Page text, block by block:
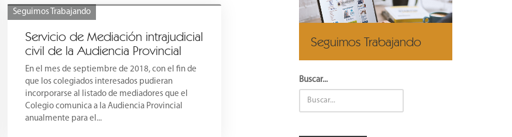
Seguimos Trabajando
Servicio de Mediación intrajudicial
civil de la Audiencia Provincial
En el mes de septiembre de 2018, con el fin de
que los colegiados interesados pudieran
incorporarse al listado de mediadores que el
Colegio comunica a la Audiencia Provincial
anualmente para el...
Seguimos Trabajando
Buscar...